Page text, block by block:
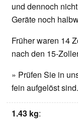
und dennoch
Geräte noch
Früher waren 14
nach den 15-
» Prüfen Sie in
fein aufgelöst sind.
1.43 kg: